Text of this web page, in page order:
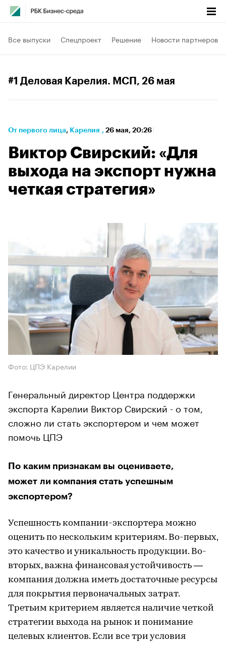
Все выпуски Спецпроект Решение Новости партнеров
#1 Деловая Карелия. МСП , 26 мая
От первого лица⁠, Карелия , 26 мая, 20:26
Виктор Свирский: «Для
выхода на экспорт нужна
четкая стратегия»
Фото: ЦПЭ Карелии
Генеральный директор Центра поддержки
экспорта Карелии Виктор Свирский - о том,
сложно ли стать экспортером и чем может
помочь ЦПЭ
По каким признакам вы оцениваете,
может ли компания стать успешным
экспортером?
Успешность компании-экспортера можно
оценить по нескольким критериям. Во-первых,
это качество и уникальность продукции. Во-
вторых, важна финансовая устойчивость —
компания должна иметь достаточные ресурсы
для покрытия первоначальных затрат.
Третьим критерием является наличие четкой
стратегии выхода на рынок и понимание
целевых клиентов. Если все три условия